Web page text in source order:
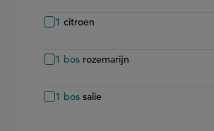
1 citroen
1 bos rozemarijn
1 bos salie